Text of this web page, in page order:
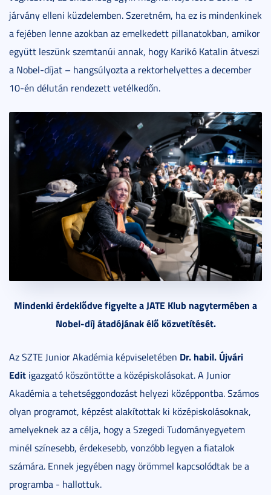
járvány elleni küzdelemben. Szeretném, ha ez is mindenkinek
a fejében lenne azokban az emelkedett pillanatokban, amikor
együtt leszünk szemtanúi annak, hogy Karikó Katalin átveszi
a Nobel-díjat – hangsúlyozta a rektorhelyettes a december
10-én délután rendezett vetélkedőn.
Mindenki érdeklődve figyelte a JATE Klub nagytermében a
Nobel-díj átadójának élő közvetítését.
Az SZTE Junior Akadémia képviseletében Dr. habil. Újvári
Edit igazgató köszöntötte a középiskolásokat. A Junior
Akadémia a tehetséggondozást helyezi középpontba. Számos
olyan programot, képzést alakítottak ki középiskolásoknak,
amelyeknek az a célja, hogy a Szegedi Tudományegyetem
minél színesebb, érdekesebb, vonzóbb legyen a fiatalok
számára. Ennek jegyében nagy örömmel kapcsolódtak be a
programba - hallottuk.